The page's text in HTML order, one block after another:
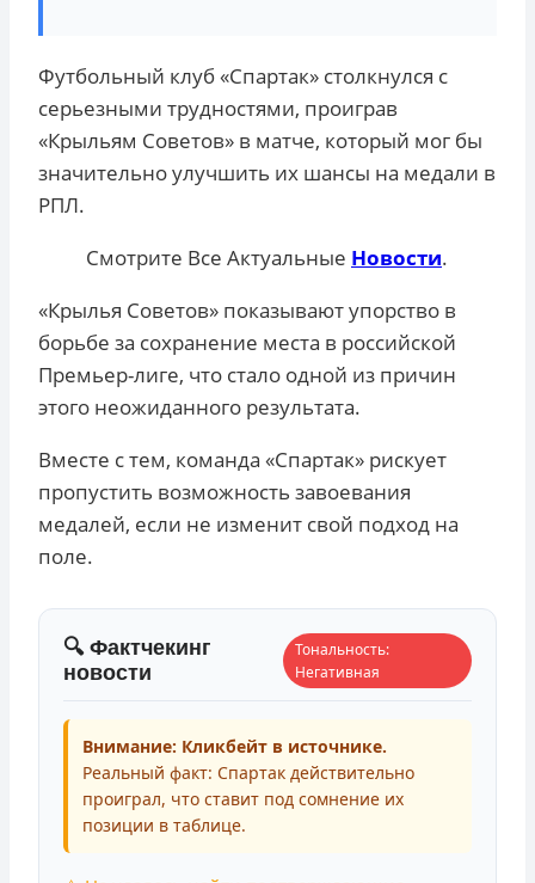
Футбольный клуб «Спартак» столкнулся с
серьезными трудностями, проиграв
«Крыльям Советов» в матче, который мог бы
значительно улучшить их шансы на медали в
РПЛ.
Смотрите Все Актуальные Новости.
«Крылья Советов» показывают упорство в
борьбе за сохранение места в российской
Премьер-лиге, что стало одной из причин
этого неожиданного результата.
Вместе с тем, команда «Спартак» рискует
пропустить возможность завоевания
медалей, если не изменит свой подход на
поле.
🔍 Фактчекинг
новости
Тональность:
Негативная
Внимание: Кликбейт в источнике.
Реальный факт: Спартак действительно
проиграл, что ставит под сомнение их
позиции в таблице.